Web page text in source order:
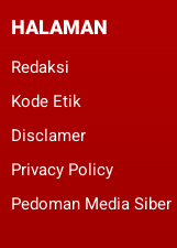
HALAMAN
Redaksi
Kode Etik
Disclamer
Privacy Policy
Pedoman Media Siber